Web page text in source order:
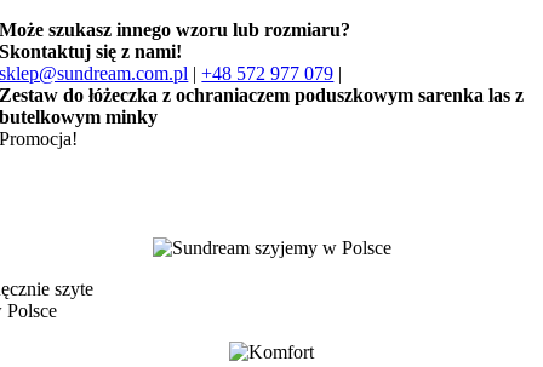
Może szukasz innego wzoru lub rozmiaru?
Skontaktuj się z nami!
sklep@sundream.com.pl |+48 572 977 079 |
Zestaw do łóżeczka z ochraniaczem poduszkowym sarenka las z
butelkowym minky
Promocja!
szyte
Polsce